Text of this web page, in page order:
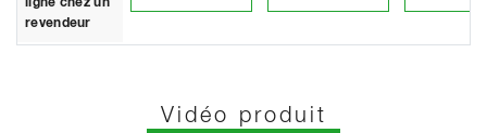
ligne chez un
revendeur
Vidéo produit